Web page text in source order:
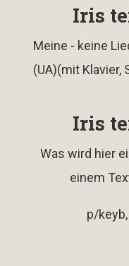
Iris
Meine - keine
(UA)(mit Klavier,
Iris
Was wird hier
einem
p/